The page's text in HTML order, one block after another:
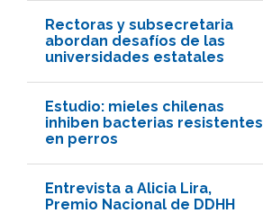
Rectoras y subsecretaria
abordan desafíos de las
universidades estatales
Estudio: mieles chilenas
inhiben bacterias resistentes
en perros
Entrevista a Alicia Lira,
Premio Nacional de DDHH